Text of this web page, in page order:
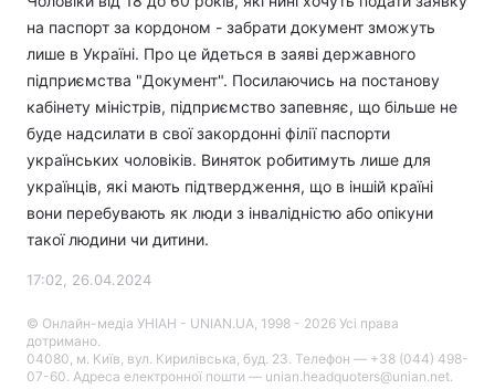
на паспорт за кордоном - забрати документ зможуть
лише в Україні. Про це йдеться в заяві державного
підприємства "Документ". Посилаючись на постанову
кабінету міністрів, підприємство запевняє, що більше не
буде надсилати в свої закордонні філії паспорти
українських чоловіків. Виняток робитимуть лише для
українців, які мають підтвердження, що в іншій країні
вони перебувають як люди з інвалідністю або опікуни
такої людини чи дитини.
17:02, 26.04.2024
© Онлайн-медіа УНІАН - UNIAN.UA, 1998 - 2026 Усі права
дотримано.
04080, м. Київ, вул. Кирилівська, буд. 23. Телефон — +38 (044) 498-
07-60. Адреса електронної пошти — unian.headquoters@unian.net.